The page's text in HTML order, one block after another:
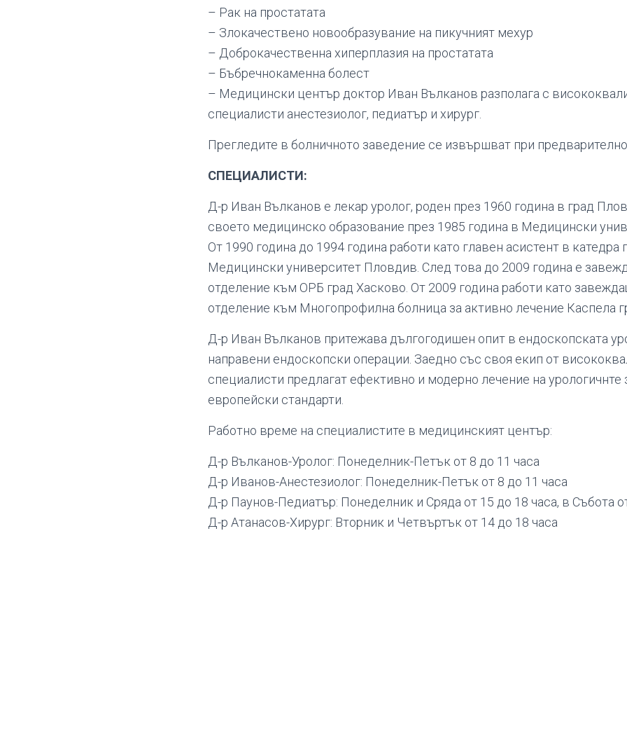
– Рак на простатата
– Злокачествено новообразувание на пикучният мехур
– Доброкачественна хиперплазия на простатата
– Бъбречнокаменна болест
– Медицински център доктор Иван Вълканов разполага с
специалисти анестезиолог, педиатър и хирург.
Прегледите в болничното заведение се извършват при предварително
СПЕЦИАЛИСТИ:
Д-р Иван Вълканов е лекар уролог, роден през 1960 година в град
своето медицинско образование през 1985 година в Медицински
От 1990 година до 1994 година работи като главен асистент в катедра
Медицински университет Пловдив. След това до 2009 година е
отделение към ОРБ град Хасково. От 2009 година работи като
отделение към Многопрофилна болница за активно лечение Каспела
Д-р Иван Вълканов притежава дългогодишен опит в ендоскопската
направени ендоскопски операции. Заедно със своя екип от
специалисти предлагат ефективно и модерно лечение на урологичнте
европейски стандарти.
Работно време на специалистите в медицинският център:
Д-р Вълканов-Уролог: Понеделник-Петък от 8 до 11 часа
Д-р Иванов-Анестезиолог: Понеделник-Петък от 8 до 11 часа
Д-р Паунов-Педиатър: Понеделник и Сряда от 15 до 18 часа, в Събота
Д-р Атанасов-Хирург: Вторник и Четвъртък от 14 до 18 часа